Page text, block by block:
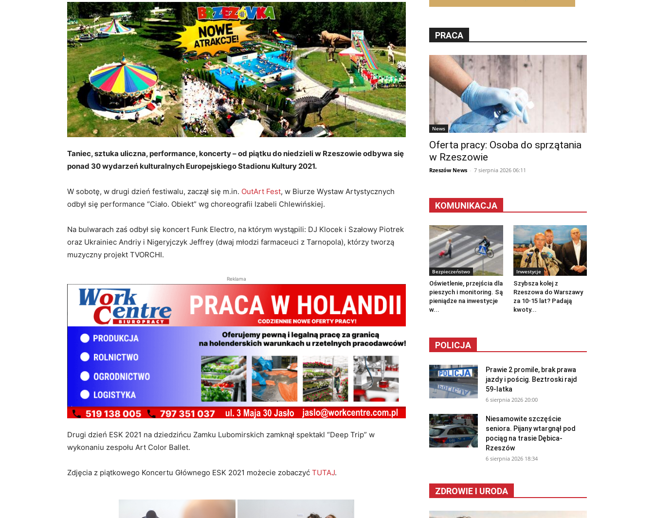
Taniec, sztuka uliczna, performance, koncerty – od piątku do niedzieli w Rzeszowie odbywa się
ponad 30 wydarzeń kulturalnych Europejskiego Stadionu Kultury 2021.
W sobotę, w drugi dzień festiwalu, zaczął się m.in. OutArt Fest, w Biurze Wystaw Artystycznych
odbył się performance “Ciało. Obiekt” wg choreografii Izabeli Chlewińskiej.
Na bulwarach zaś odbył się koncert Funk Electro, na którym wystąpili: DJ Klocek i Szałowy Piotrek
oraz Ukrainiec Andriy i Nigeryjczyk Jeffrey (dwaj młodzi farmaceuci z Tarnopola), którzy tworzą
muzyczny projekt TVORCHI.
Reklama
Drugi dzień ESK 2021 na dziedzińcu Zamku Lubomirskich zamknął spektakl “Deep Trip” w
wykonaniu zespołu Art Color Ballet.
Zdjęcia z piątkowego Koncertu Głównego ESK 2021 możecie zobaczyć TUTAJ.
PRACA
News
Oferta pracy: Osoba do sprzątania
w Rzeszowie
Rzeszów News - 7 sierpnia 2026 06:11
KOMUNIKACJA
Bezpieczeństwo
Oświetlenie, przejścia dla
pieszych i monitoring. Są
pieniądze na inwestycje
w...
Inwestycje
Szybsza kolej z
Rzeszowa do Warszawy
za 10-15 lat? Padają
kwoty...
POLICJA
Prawie 2 promile, brak prawa
jazdy i pościg. Beztroski rajd
59-latka
6 sierpnia 2026 20:00
Niesamowite szczęście
seniora. Pijany wtargnął pod
pociąg na trasie Dębica-
Rzeszów
6 sierpnia 2026 18:34
ZDROWIE I URODA